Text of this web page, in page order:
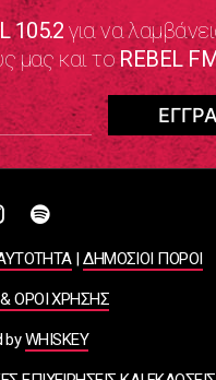
105.2 για να
μας και τοREBEL
|ΔΗΜΟΣΙΟΙ ΠΟΡΟΙ
ΟΡΟΙ ΧΡΗΣΗΣ
byWHISKEY